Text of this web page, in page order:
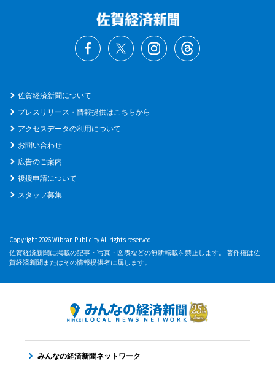
佐賀経済新聞について
プレスリリース・情報提供はこちらから
アクセスデータの利用について
お問い合わせ
広告のご案内
後援申請について
スタッフ募集
Copyright 2026 Wibran Publicity All rights reserved.
佐賀経済新聞に掲載の記事・写真・図表などの無断転載を禁止します。 著作権は佐
賀経済新聞またはその情報提供者に属します。
みんなの経済新聞ネットワーク